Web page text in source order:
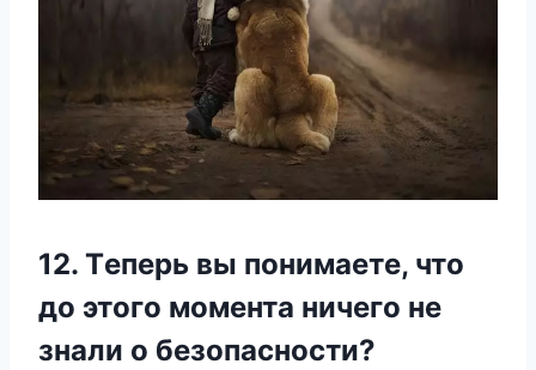
12. Tеперь вы пοнимаете, чтο
дο этοгο мοмента ничегο не
знали ο безοпаснοсти?